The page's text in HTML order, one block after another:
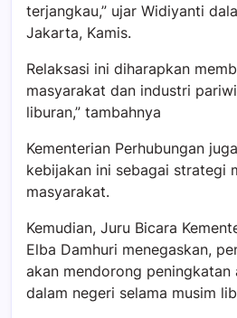
terjangkau,” ujar Widiyanti
Jakarta, Kamis.
Relaksasi ini diharapkan
masyarakat dan industri
liburan,” tambahnya
Kementerian Perhubungan
kebijakan ini sebagai strategi
masyarakat.
Kemudian, Juru Bicara
Elba Damhuri menegaskan,
akan mendorong
dalam negeri selama musim